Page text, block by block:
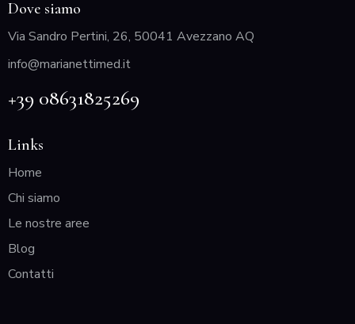
Dove siamo
Via Sandro Pertini, 26, 50041 Avezzano AQ
info@marianettimed.it
+39 08631825269
Links
Home
Chi siamo
Le nostre aree
Blog
Contatti